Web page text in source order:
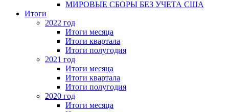
МИРОВЫЕ СБОРЫ БЕЗ УЧЕТА США
Итоги
2022 год
Итоги месяца
Итоги квартала
Итоги полугодия
2021 год
Итоги месяца
Итоги квартала
Итоги полугодия
2020 год
Итоги месяца